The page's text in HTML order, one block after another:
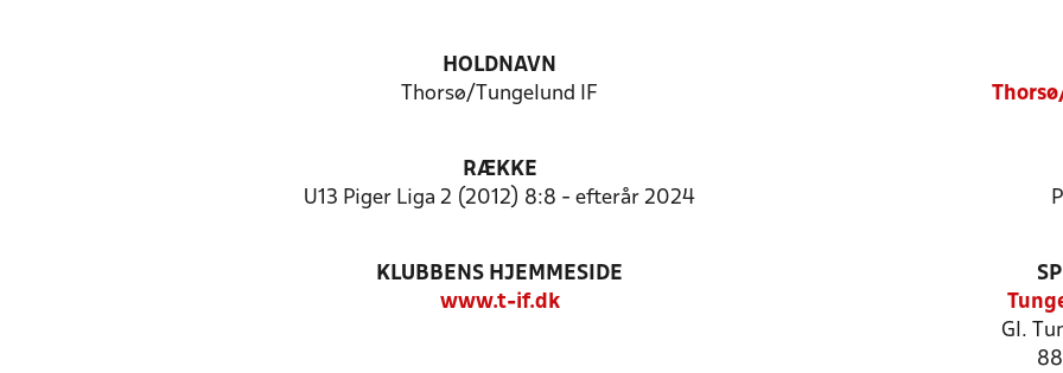
HOLDNAVN
Thorsø/Tungelund IF
RÆKKE
U13 Piger Liga 2 (2012) 8:8 - efterår 2024
KLUBBENS HJEMMESIDE
www.t-if.dk
Gl.